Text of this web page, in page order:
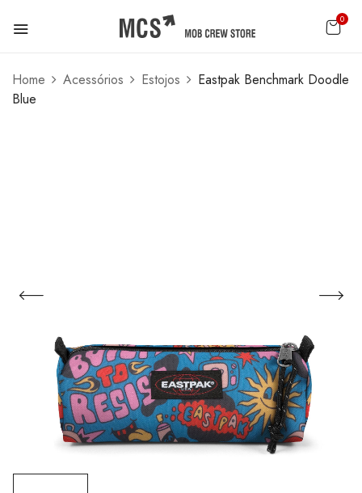
0
Home Acessórios Estojos
Eastpak Benchmark Doodle
Blue